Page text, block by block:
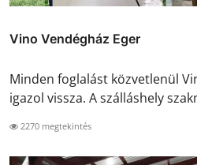
Vino Vendégház Eger
Minden foglalást közvetlenül
igazol vissza. A szálláshely
2270 megtekintés